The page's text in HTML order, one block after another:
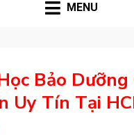
MENU
Bảo Dưỡng
Uy Tín Tại